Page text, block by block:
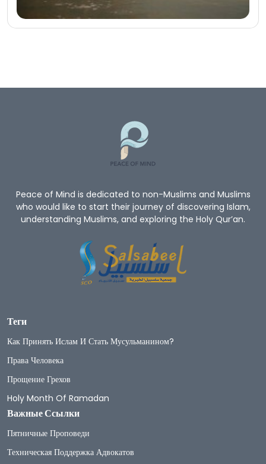
Peace of Mind is dedicated to non-Muslims and Muslims
who would like to start their journey of discovering Islam,
understanding Muslims, and exploring the Holy Qur’an.
Теги
Как Принять Ислам И Стать Мусульманином?
Права Человека
Прощение Грехов
Holy Month Of Ramadan
Важные Ссылки
Пятничные Проповеди
Техническая Поддержка Адвокатов